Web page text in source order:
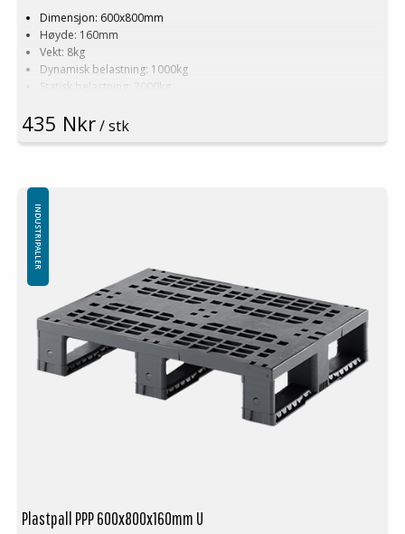
Dimensjon: 600x800mm
Høyde: 160mm
Vekt: 8kg
Dynamisk belastning: 1000kg
Statisk belastning: 2000kg
Materiale: Resirkulert PE
Friksjonsstrimler er tilgjengelige som ekstrautstyr
Minste bestilling: 30 stk
435 Nkr/ stk
Plastpall PPP 600x800x160mm U
INDUSTRIPALLER